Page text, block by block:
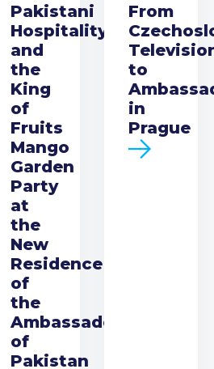
Pakistani
Hospitality
and
the
King
of
Fruits
Mango
Garden
Party
at
the
New
Residence
of
the
Ambassador
of
Pakistan
From
to
in
Prague